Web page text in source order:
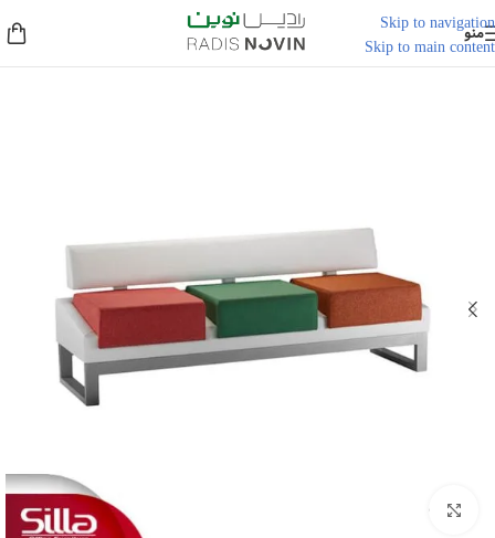
Skip to navigation
Skip to main content
منو
بزرگنمایی تصویر